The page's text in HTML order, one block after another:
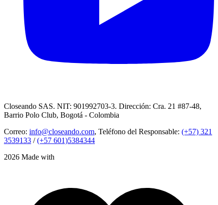
Closeando SAS. NIT: 901992703-3. Dirección: Cra. 21 #87-48,
Barrio Polo Club, Bogotá - Colombia
Correo: info@closeando.com, Teléfono del Responsable: (+57) 321
3539133 /(+57 601)5384344
2026 Made with